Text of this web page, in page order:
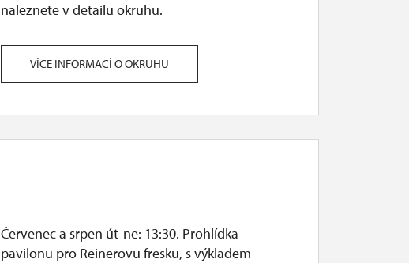
naleznete v detailu okruhu.
VÍCE INFORMACÍ O OKRUHU
Červenec a srpen út-ne: 13:30. Prohlídka
pavilonu pro Reinerovu fresku, s výkladem